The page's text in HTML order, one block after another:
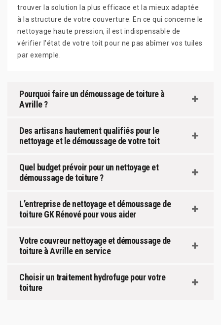
trouver la solution la plus efficace et la mieux adaptée
à la structure de votre couverture. En ce qui concerne le
nettoyage haute pression, il est indispensable de
vérifier l'état de votre toit pour ne pas abîmer vos tuiles
par exemple.
Pourquoi faire un démoussage de toiture à
Avrille ?
Des artisans hautement qualifiés pour le
nettoyage et le démoussage de votre toit
Quel budget prévoir pour un nettoyage et
démoussage de toiture ?
L’entreprise de nettoyage et démoussage de
toiture GK Rénové pour vous aider
Votre couvreur nettoyage et démoussage de
toiture à Avrille en service
Choisir un traitement hydrofuge pour votre
toiture